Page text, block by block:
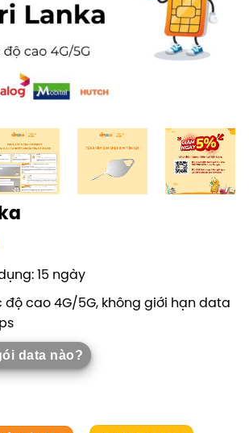
15 ngày
độ cao 4G/5G, không giới hạn data
data nào?